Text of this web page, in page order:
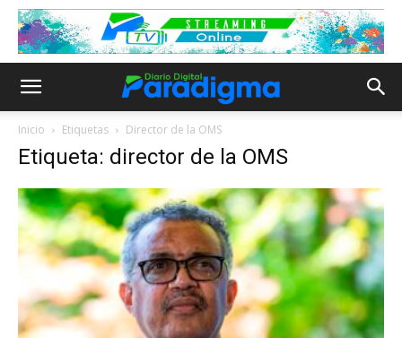
Inicio Etiquetas Director de la OMS
Etiqueta: director de la OMS